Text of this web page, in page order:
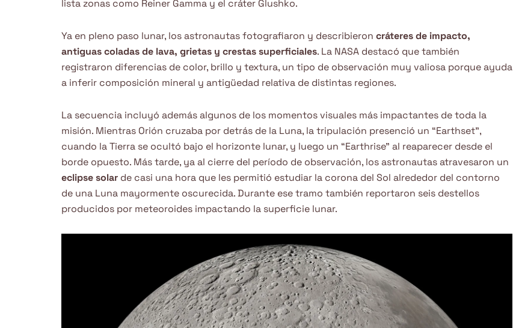
lista zonas como Reiner Gamma y el cráter Glushko.
Ya en pleno paso lunar, los astronautas fotografiaron y describieron cráteres de impacto,
antiguas coladas de lava, grietas y crestas superficiales. La NASA destacó que también
registraron diferencias de color, brillo y textura, un tipo de observación muy valiosa porque ayuda
a inferir composición mineral y antigüedad relativa de distintas regiones.
La secuencia incluyó además algunos de los momentos visuales más impactantes de toda la
misión. Mientras Orión cruzaba por detrás de la Luna, la tripulación presenció un “Earthset”,
cuando la Tierra se ocultó bajo el horizonte lunar, y luego un “Earthrise” al reaparecer desde el
borde opuesto. Más tarde, ya al cierre del período de observación, los astronautas atravesaron un
eclipse solar de casi una hora que les permitió estudiar la corona del Sol alrededor del contorno
de una Luna mayormente oscurecida. Durante ese tramo también reportaron seis destellos
producidos por meteoroides impactando la superficie lunar.